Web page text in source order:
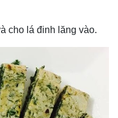
cho lá đinh lăng vào.